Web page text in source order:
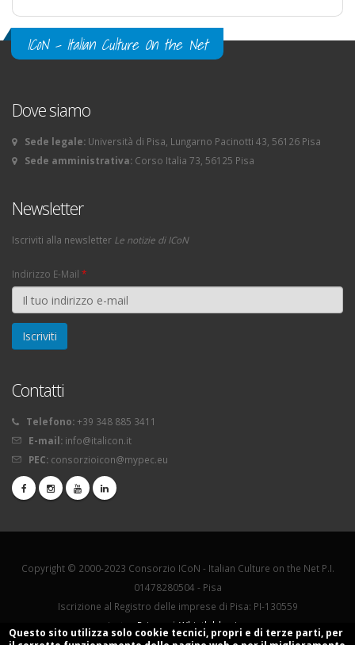
ICoN - Italian Culture On the Net
Dove siamo
Sede legale: Università di Pisa, Lungarno Pacinotti 43, 56126 Pisa
Sede amministrativa: Corso Italia 73, 56125 Pisa
Newsletter
Iscriviti alla newsletter Le notizie di ICoN
Indirizzo E-Mail *
Contatti
Telefono: +39 348 885 3411
E-mail: info@italicon.it
PEC: consorzioicon@mypec.eu
Copyright © 2000-2023 Consorzio ICoN - Italian Culture on the Net P.I.
01478280504 - Pisa
Iscrizione al Registro delle imprese di Pisa: PI-130559
La tua Privacy | Whistleblowing
Questo sito utilizza solo cookie tecnici, propri e di terze parti, per